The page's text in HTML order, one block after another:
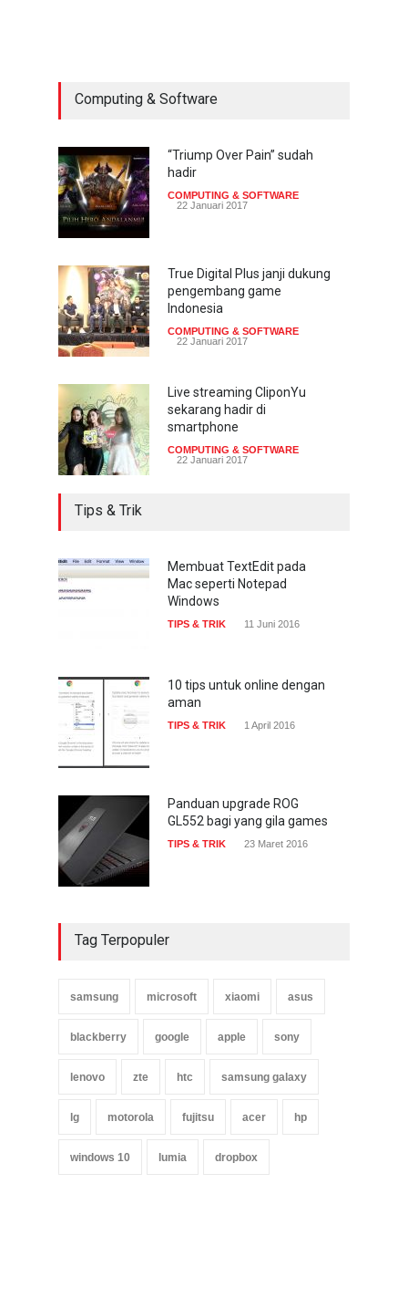
pandangan mata
TECH SPEC
gencar
COMPUTING & SOFTWARE
7 Januari 2017
Computing & Software
“Triump Over Pain” sudah
hadir
COMPUTING & SOFTWARE
22 Januari 2017
True Digital Plus janji dukung
pengembang game
Indonesia
COMPUTING & SOFTWARE
22 Januari 2017
Live streaming CliponYu
sekarang hadir di
smartphone
COMPUTING & SOFTWARE
22 Januari 2017
Tips & Trik
Membuat TextEdit pada
Mac seperti Notepad
Windows
TIPS & TRIK 11 Juni 2016
10 tips untuk online dengan
aman
TIPS & TRIK 1 April 2016
Panduan upgrade ROG
GL552 bagi yang gila games
TIPS & TRIK 23 Maret 2016
Tag Terpopuler
samsung microsoft xiaomi asus
blackberry google apple sony
lenovo zte htc samsung galaxy
lg motorola fujitsu acer hp
windows 10 lumia dropbox